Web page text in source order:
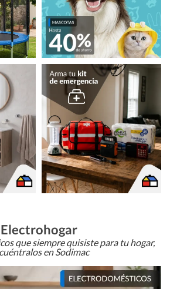
Electrohogar
que siempre quisiste para tu hogar,
en Sodimac